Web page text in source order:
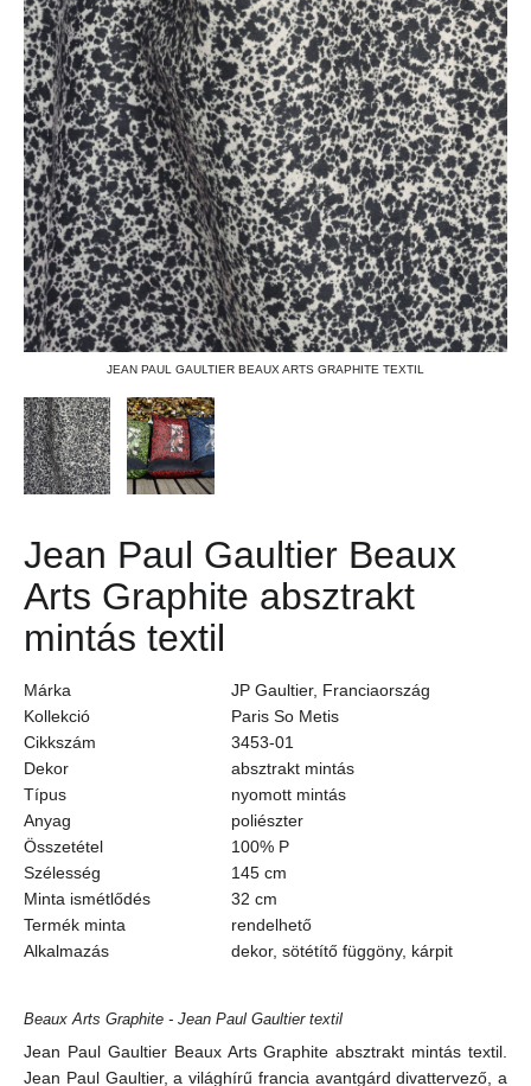
JEAN PAUL GAULTIER BEAUX ARTS GRAPHITE TEXTIL
Jean Paul Gaultier Beaux
Arts Graphite absztrakt
mintás textil
Márka
JP Gaultier, Franciaország
Kollekció
Paris So Metis
Cikkszám
3453-01
Dekor
absztrakt mintás
Típus
nyomott mintás
Anyag
poliészter
Összetétel
100% P
Szélesség
145 cm
Minta ismétlődés
32 cm
Termék minta
rendelhető
Alkalmazás
dekor, sötétítő függöny, kárpit
Beaux Arts Graphite - Jean Paul Gaultier textil
Jean Paul Gaultier Beaux Arts Graphite absztrakt mintás textil.
Jean Paul Gaultier, a világhírű francia avantgárd divattervező, a